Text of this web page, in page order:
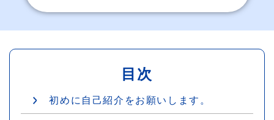
目次
初めに自己紹介をお願いします。